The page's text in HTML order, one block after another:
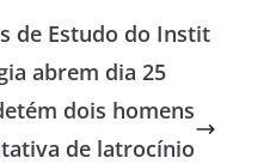
de Estudo do Instit
abrem dia 25
dois homens
de latrocínio